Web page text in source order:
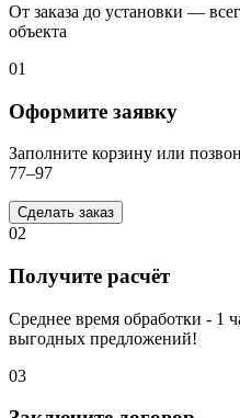
От заказа до установки —
объекта
01
Оформите заявку
Заполните корзину или
77–97
Сделать заказ
02
Получите расчёт
Среднее время обработки - 1
выгодных предложений!
03